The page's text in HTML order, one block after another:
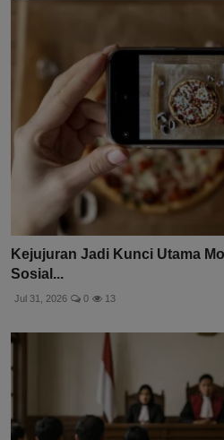
Kejujuran Jadi Kunci Utama
Sosial...
Jul 31, 2026 0 13